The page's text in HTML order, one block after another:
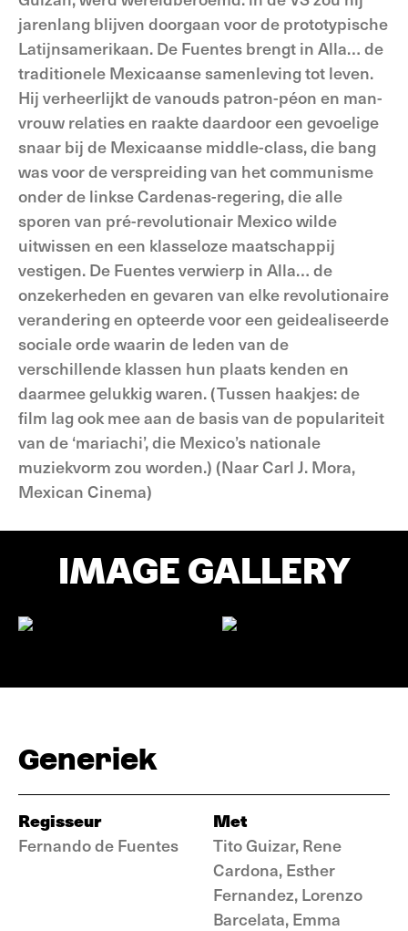
jarenlang blijven doorgaan voor de prototypische
Latijnsamerikaan. De Fuentes brengt in Alla… de
traditionele Mexicaanse samenleving tot leven.
Hij verheerlijkt de vanouds patron-péon en man-
vrouw relaties en raakte daardoor een gevoelige
snaar bij de Mexicaanse middle-class, die bang
was voor de verspreiding van het communisme
onder de linkse Cardenas-regering, die alle
sporen van pré-revolutionair Mexico wilde
uitwissen en een klasseloze maatschappij
vestigen. De Fuentes verwierp in Alla… de
onzekerheden en gevaren van elke revolutionaire
verandering en opteerde voor een geidealiseerde
sociale orde waarin de leden van de
verschillende klassen hun plaats kenden en
daarmee gelukkig waren. (Tussen haakjes: de
film lag ook mee aan de basis van de populariteit
van de ‘mariachi’, die Mexico’s nationale
muziekvorm zou worden.) (Naar Carl J. Mora,
Mexican Cinema)
IMAGE GALLERY
Generiek
Regisseur
Fernando de Fuentes
Met
Tito Guizar, Rene
Cardona, Esther
Fernandez, Lorenzo
Barcelata, Emma